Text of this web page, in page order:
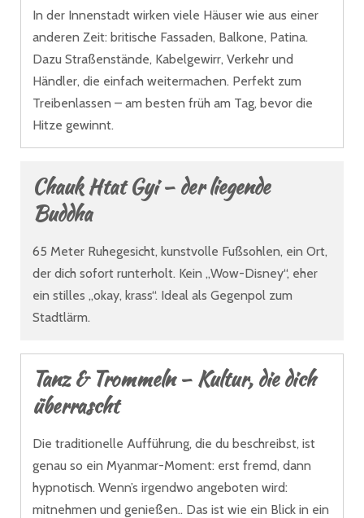
In der Innenstadt wirken viele Häuser wie aus einer
anderen Zeit: britische Fassaden, Balkone, Patina.
Dazu Straßenstände, Kabelgewirr, Verkehr und
Händler, die einfach weitermachen. Perfekt zum
Treibenlassen – am besten früh am Tag, bevor die
Hitze gewinnt.
Chauk Htat Gyi – der liegende
Buddha
65 Meter Ruhegesicht, kunstvolle Fußsohlen, ein Ort,
der dich sofort runterholt. Kein „Wow-Disney“, eher
ein stilles „okay, krass“. Ideal als Gegenpol zum
Stadtlärm.
Tanz & Trommeln – Kultur, die dich
überrascht
Die traditionelle Aufführung, die du beschreibst, ist
genau so ein Myanmar-Moment: erst fremd, dann
hypnotisch. Wenn’s irgendwo angeboten wird:
mitnehmen und genießen.. Das ist wie ein Blick in ein